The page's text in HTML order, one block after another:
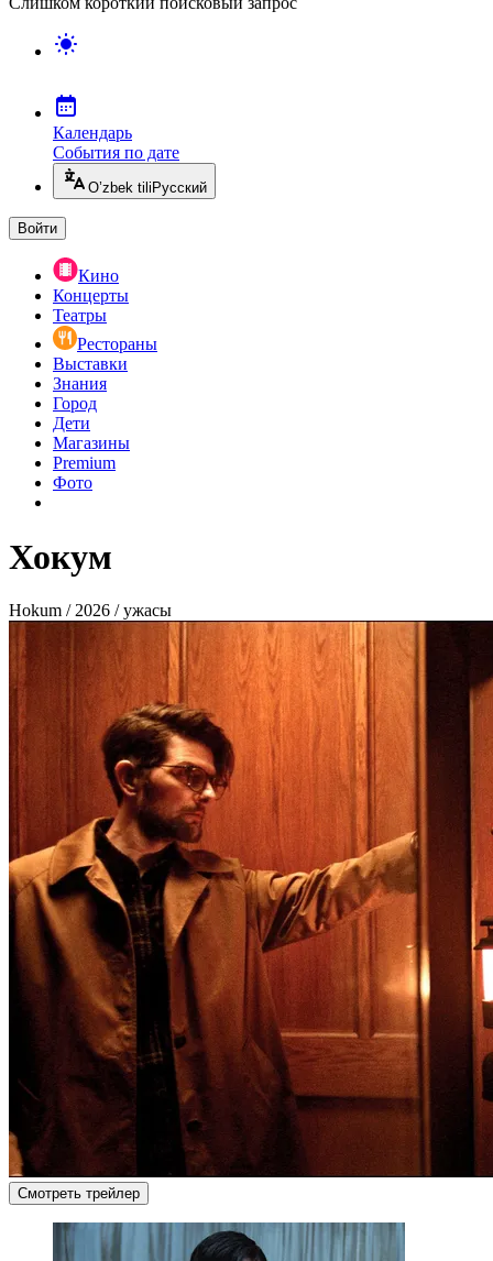
Календарь
События по дате
O’zbek tili Русский
Войти
Кино
Концерты
Театры
Рестораны
Выставки
Знания
Город
Дети
Магазины
Premium
Фото
Хокум
Hokum / 2026 / ужасы
Смотреть трейлер